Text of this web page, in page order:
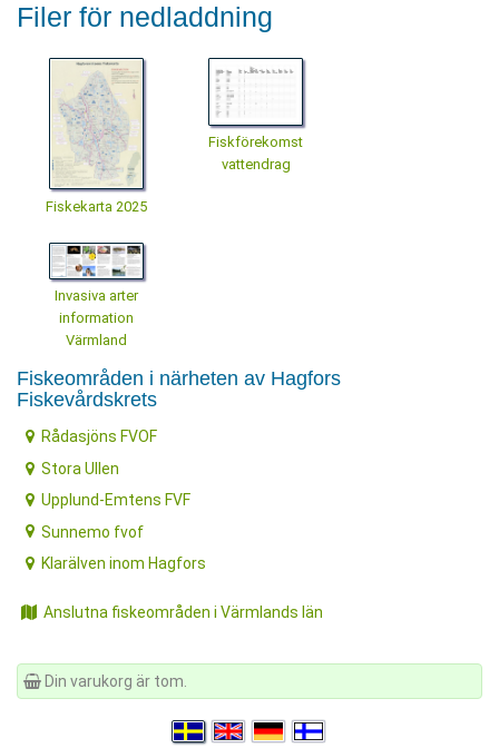
Filer för nedladdning
Fiskekarta 2025
Fiskförekomst
vattendrag
Invasiva arter
information
Värmland
Fiskeområden i närheten av Hagfors
Fiskevårdskrets
Rådasjöns FVOF
Stora Ullen
Upplund-Emtens FVF
Sunnemo fvof
Klarälven inom Hagfors
Anslutna fiskeområden i Värmlands län
Din varukorg är tom.